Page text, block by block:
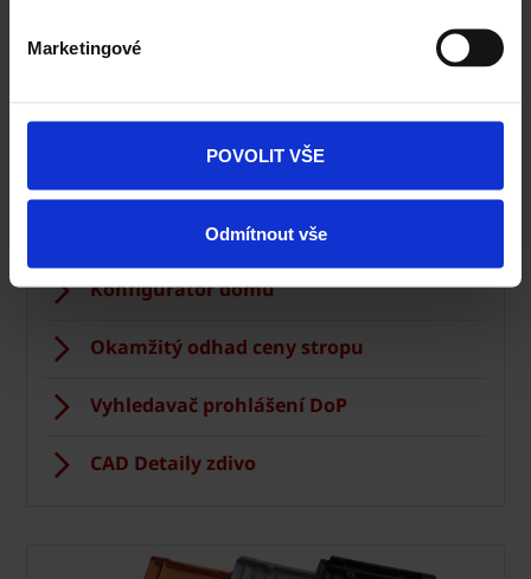
Marketingové
POVOLIT VŠE
Odmítnout vše
Zdivo Porotherm
Ceník Porotherm
Technická podpora
Konfigurátor domu
Okamžitý odhad ceny stropu
Vyhledavač prohlášení DoP
CAD Detaily zdivo